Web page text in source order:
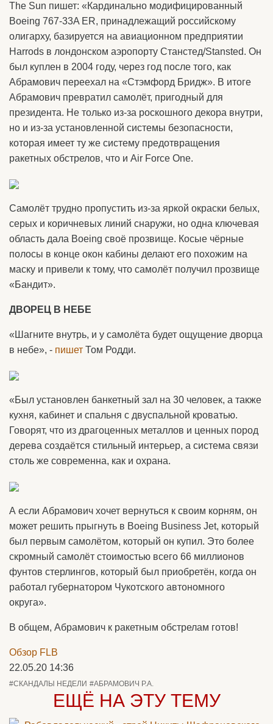
The Sun пишет: «Кардинально модифицированный
Boeing 767-33A ER, принадлежащий российскому
олигарху, базируется на авиационном предприятии
Harrods в лондонском аэропорту Станстед/Stansted. Он
был куплен в 2004 году, через год после того, как
Абрамович переехал на «Стэмфорд Бридж». В итоге
Абрамович превратил самолёт, пригодный для
президента. Не только из-за роскошного декора внутри,
но и из-за установленной системы безопасности,
которая имеет ту же систему предотвращения
ракетных обстрелов, что и Air Force One.
Самолёт трудно пропустить из-за яркой окраски белых,
серых и коричневых линий снаружи, но одна ключевая
область дала Boeing своё прозвище. Косые чёрные
полосы в конце окон кабины делают его похожим на
маску и привели к тому, что самолёт получил прозвище
«Бандит».
ДВОРЕЦ В НЕБЕ
«Шагните внутрь, и у самолёта будет ощущение дворца
в небе», - пишет Том Родди.
«Был установлен банкетный зал на 30 человек, а также
кухня, кабинет и спальня с двуспальной кроватью.
Говорят, что из драгоценных металлов и ценных пород
дерева создаётся стильный интерьер, а система связи
столь же современна, как и охрана.
А если Абрамович хочет вернуться к своим корням, он
может решить прыгнуть в Boeing Business Jet, который
был первым самолётом, который он купил. Это более
скромный самолёт стоимостью всего 66 миллионов
фунтов стерлингов, который был приобретён, когда он
работал губернатором Чукотского автономного
округа».
В общем, Абрамович к ракетным обстрелам готов!
Обзор FLB
22.05.20 14:36
#СКАНДАЛЫ НЕДЕЛИ #АБРАМОВИЧ Р.А.
ЕЩЁ НА ЭТУ ТЕМУ